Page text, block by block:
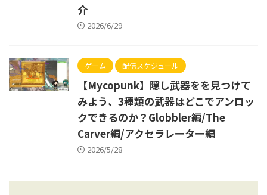
介
2026/6/29
ゲーム 配信スケジュール
【Mycopunk】隠し武器をを見つけて
みよう、3種類の武器はどこでアンロッ
クできるのか？Globbler編/The
Carver編/アクセラレーター編
2026/5/28